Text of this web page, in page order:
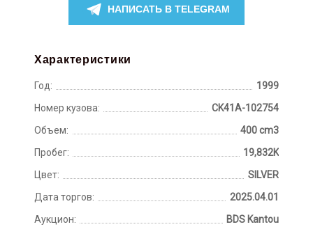
НАПИСАТЬ В TELEGRAM
Характеристики
Год:
1999
Номер кузова:
CK41A-102754
Объем:
400 cm3
Пробег:
19,832K
Цвет:
SILVER
Дата торгов:
2025.04.01
Аукцион:
BDS Kantou